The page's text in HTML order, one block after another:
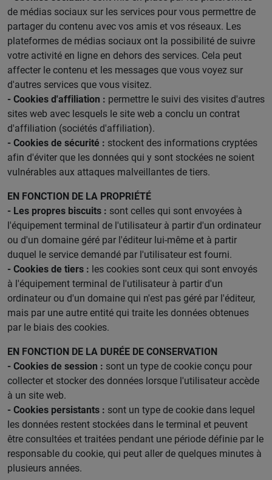
de médias sociaux sur les services pour vous permettre de
partager du contenu avec vos amis et vos réseaux. Les
plateformes de médias sociaux ont la possibilité de suivre
votre activité en ligne en dehors des services. Cela peut
affecter le contenu et les messages que vous voyez sur
d'autres services que vous visitez.
- Cookies d'affiliation : permettre le suivi des visites d'autres
sites web avec lesquels le site web a conclu un contrat
d'affiliation (sociétés d'affiliation).
- Cookies de sécurité : stockent des informations cryptées
afin d'éviter que les données qui y sont stockées ne soient
vulnérables aux attaques malveillantes de tiers.
EN FONCTION DE LA PROPRIÉTÉ
- Les propres biscuits : sont celles qui sont envoyées à
l'équipement terminal de l'utilisateur à partir d'un ordinateur
ou d'un domaine géré par l'éditeur lui-même et à partir
duquel le service demandé par l'utilisateur est fourni.
- Cookies de tiers : les cookies sont ceux qui sont envoyés
à l'équipement terminal de l'utilisateur à partir d'un
ordinateur ou d'un domaine qui n'est pas géré par l'éditeur,
mais par une autre entité qui traite les données obtenues
par le biais des cookies.
EN FONCTION DE LA DURÉE DE CONSERVATION
- Cookies de session : sont un type de cookie conçu pour
collecter et stocker des données lorsque l'utilisateur accède
à un site web.
- Cookies persistants : sont un type de cookie dans lequel
les données restent stockées dans le terminal et peuvent
être consultées et traitées pendant une période définie par le
responsable du cookie, qui peut aller de quelques minutes à
plusieurs années.